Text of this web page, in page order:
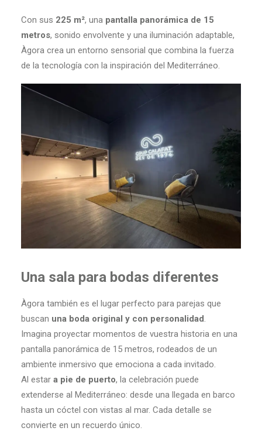
Con sus 225 m², una pantalla panorámica de 15
metros, sonido envolvente y una iluminación adaptable,
Àgora crea un entorno sensorial que combina la fuerza
de la tecnología con la inspiración del Mediterráneo.
Una sala para bodas diferentes
Àgora también es el lugar perfecto para parejas que
buscan una boda original y con personalidad
Imagina proyectar momentos de vuestra historia en una
pantalla panorámica de 15 metros, rodeados de un
ambiente inmersivo que emociona a cada invitado.
Al estar a pie de puerto, la celebración puede
extenderse al Mediterráneo: desde una llegada en barco
hasta un cóctel con vistas al mar. Cada detalle se
convierte en un recuerdo único.